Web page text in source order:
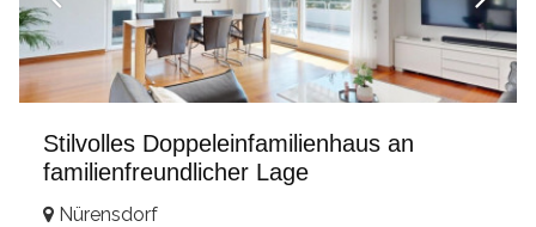
Stilvolles Doppeleinfamilienhaus an
familienfreundlicher Lage
Nürensdorf